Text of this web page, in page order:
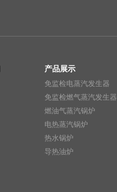
产品展示
免监检电蒸汽发生器
免监检燃气蒸汽发生器
燃油气蒸汽锅炉
电热蒸汽锅炉
热水锅炉
导热油炉